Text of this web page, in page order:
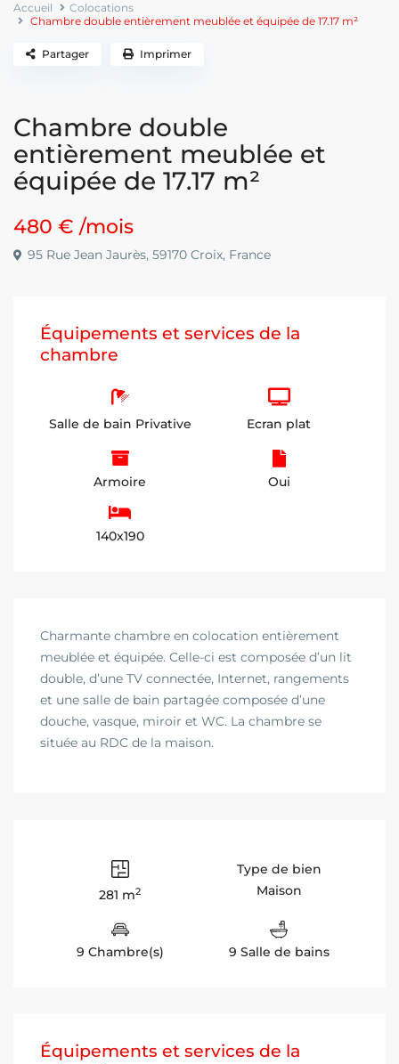
Accueil
Colocations
Chambre double entièrement meublée et équipée de 17.17 m²
Chambre double
entièrement meublée et
équipée de 17.17 m²
480 €/mois
95 Rue Jean Jaurès, 59170 Croix, France
Partager Imprimer
Équipements et services de la
chambre
Salle de bain Privative Ecran plat
Armoire Oui
140x190
Charmante chambre en colocation entièrement
meublée et équipée. Celle-ci est composée d’un lit
double, d’une TV connectée, Internet, rangements
et une salle de bain partagée composée d’une
douche, vasque, miroir et WC. La chambre se
située au RDC de la maison.
281 m2
Type de bien
Maison
9 Chambre(s) 9 Salle de bains
Équipements et services de la